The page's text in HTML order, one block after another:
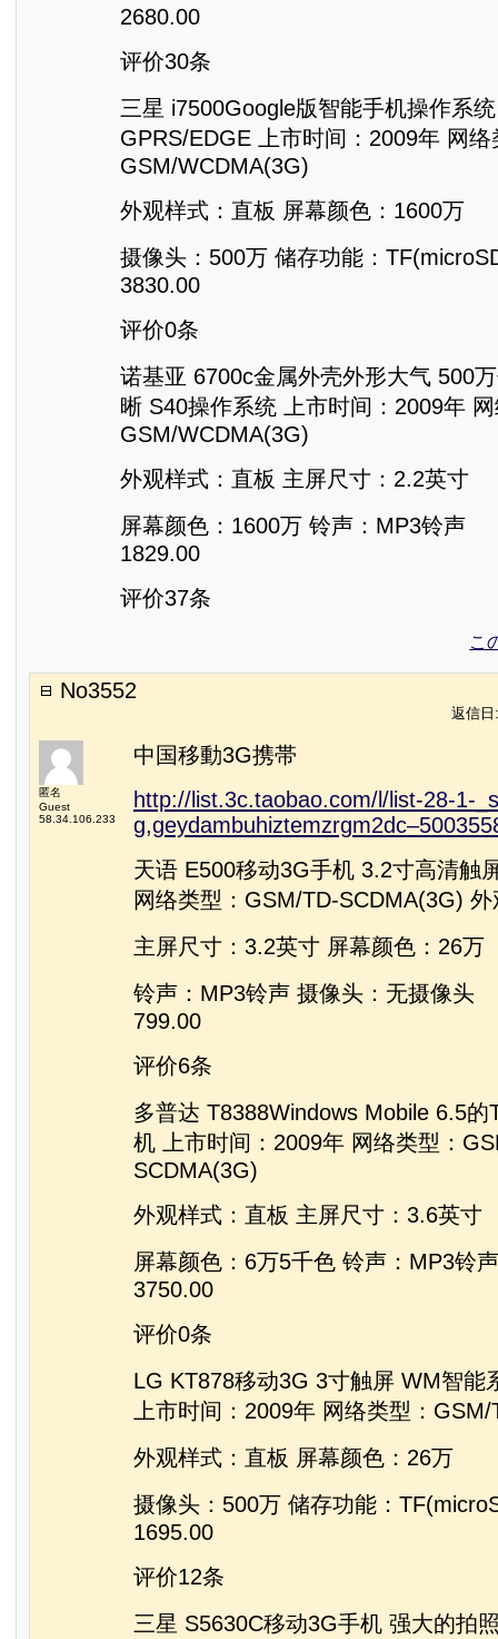
2680.00
评价30条
三星 i7500Google版智能手机操作系
GPRS/EDGE 上市时间：2009年 网络
GSM/WCDMA(3G)
外观样式：直板 屏幕颜色：1600万
摄像头：500万 储存功能：
3830.00
评价0条
诺基亚 6700c金属外壳外形大气 500
晰 S40操作系统 上市时间：2009年
GSM/WCDMA(3G)
外观样式：直板 主屏尺寸：2.2英寸
屏幕颜色：1600万 铃声：MP3铃声
1829.00
评价37条
こ
No3552
返信
匿名
Guest
58.34.106.233
中国移動3G携帯
http://list.3c.taobao.com/l/list-28-1-
天语 E500移动3G手机 3.2寸高清触
网络类型：GSM/TD-SCDMA(3G)
主屏尺寸：3.2英寸 屏幕颜色：26万
铃声：MP3铃声 摄像头：无摄像头
799.00
评价6条
多普达 T8388Windows Mobile 6.5的
机 上市时间：2009年 网络类型：
SCDMA(3G)
外观样式：直板 主屏尺寸：3.6英寸
屏幕颜色：6万5千色 铃声：MP3铃声
3750.00
评价0条
LG KT878移动3G 3寸触屏 WM智能
上市时间：2009年 网络类型：
外观样式：直板 屏幕颜色：26万
摄像头：500万 储存功能：
1695.00
评价12条
三星 S5630C移动3G手机 强大的拍